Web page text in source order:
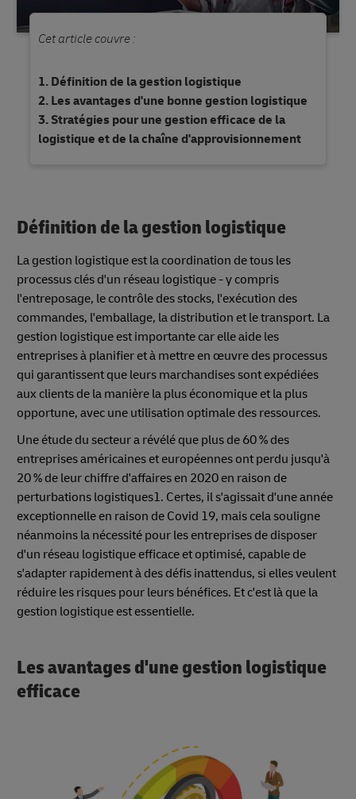
Cet article couvre :
Définition de la gestion logistique
Les avantages d'une bonne gestion logistique
Stratégies pour une gestion efficace de la
logistique et de la chaîne d'approvisionnement
Définition de la gestion logistique
La gestion logistique est la coordination de tous les
processus clés d'un réseau logistique - y compris
l'entreposage, le contrôle des stocks, l'exécution des
commandes, l'emballage, la distribution et le transport. La
gestion logistique est importante car elle aide les
entreprises à planifier et à mettre en œuvre des processus
qui garantissent que leurs marchandises sont expédiées
aux clients de la manière la plus économique et la plus
opportune, avec une utilisation optimale des ressources.
Une étude du secteur a révélé que plus de 60 % des
entreprises américaines et européennes ont perdu jusqu'à
20 % de leur chiffre d'affaires en 2020 en raison de
perturbations logistiques1. Certes, il s'agissait d'une année
exceptionnelle en raison de Covid 19, mais cela souligne
néanmoins la nécessité pour les entreprises de disposer
d'un réseau logistique efficace et optimisé, capable de
s'adapter rapidement à des défis inattendus, si elles veulent
réduire les risques pour leurs bénéfices. Et c'est là que la
gestion logistique est essentielle.
Les avantages d'une gestion logistique
efficace